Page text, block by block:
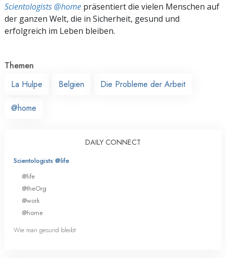
Scientologists @home präsentiert die vielen Menschen auf
der ganzen Welt, die in Sicherheit, gesund und
erfolgreich im Leben bleiben.
Themen
La Hulpe
Belgien Die Probleme der Arbeit
@home
DAILY CONNECT
Scientologists @life
@life
@theOrg
@work
@home
Wie man gesund bleibt